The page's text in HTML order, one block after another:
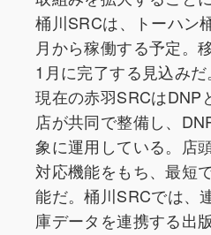
桶川SRCは、トーハン
月から稼働する予定。
1月に完了する見込みだ
現在の赤羽SRCはDNP
店が共同で整備し、
象に運用している。店
対応機能をもち、最短
能だ。桶川SRCでは、
庫データを連携する出